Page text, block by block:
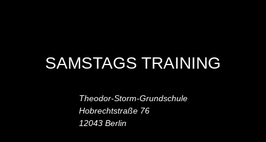
SAMSTAGS TRAINING
Theodor-Storm-Grundschule
Hobrechtstraße 76
12043 Berlin